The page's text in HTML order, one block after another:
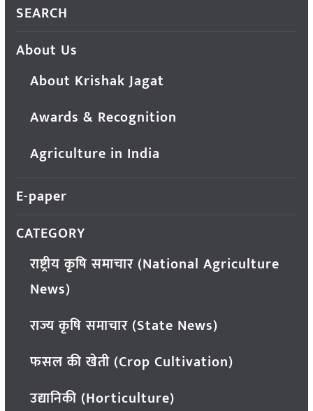
SEARCH
About Us
About Krishak Jagat
Awards & Recognition
Agriculture in India
E-paper
CATEGORY
राष्ट्रीय कृषि समाचार (National Agriculture
News)
राज्य कृषि समाचार (State News)
फसल की खेती (Crop Cultivation)
उद्यानिकी (Horticulture)